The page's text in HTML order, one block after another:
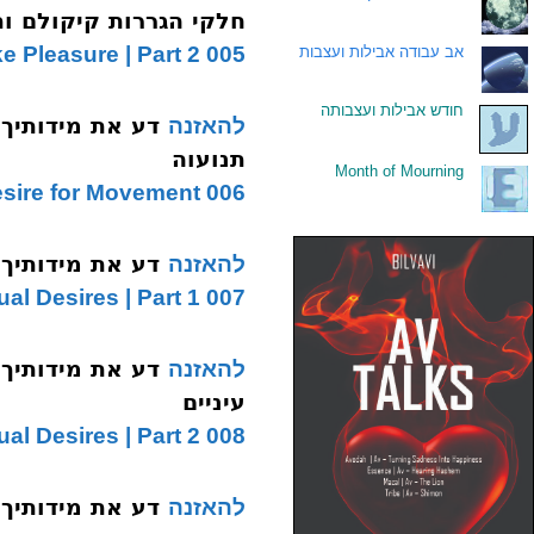
חלקי הגררות קיקולם
005 Solving The Desire To Take Pleasure | Part 2
להאזנה
תנועוה
006 Desire for Movement
להאזנה דע את מידותיך
007 Visual Desires | Part 1
להאזנה
עיניים
008 Visual Desires | Part 2
להאזנה
אב עבודה אבילות ועצבות
חודש אבילות ועצבותה
Month of Mourning